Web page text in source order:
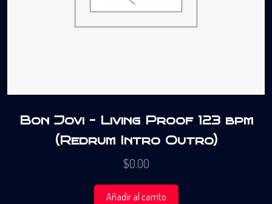
Bon Jovi – Living Proof 123 bpm
(Redrum Intro Outro)
$0.00
Añadir al carrito